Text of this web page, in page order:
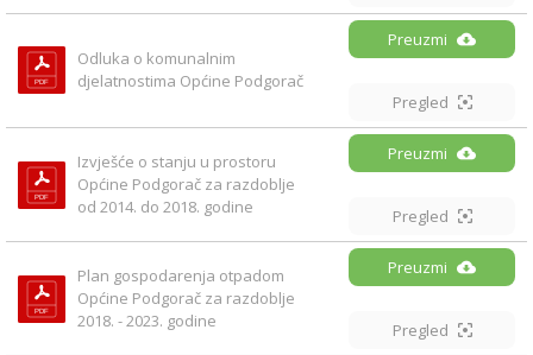
Odluka o komunalnim
djelatnostima Općine Podgorač
Preuzmi
Pregled
Izvješće o stanju u prostoru
Općine Podgorač za razdoblje
od 2014. do 2018. godine
Preuzmi
Pregled
Plan gospodarenja otpadom
Općine Podgorač za razdoblje
2018. - 2023. godine
Preuzmi
Pregled